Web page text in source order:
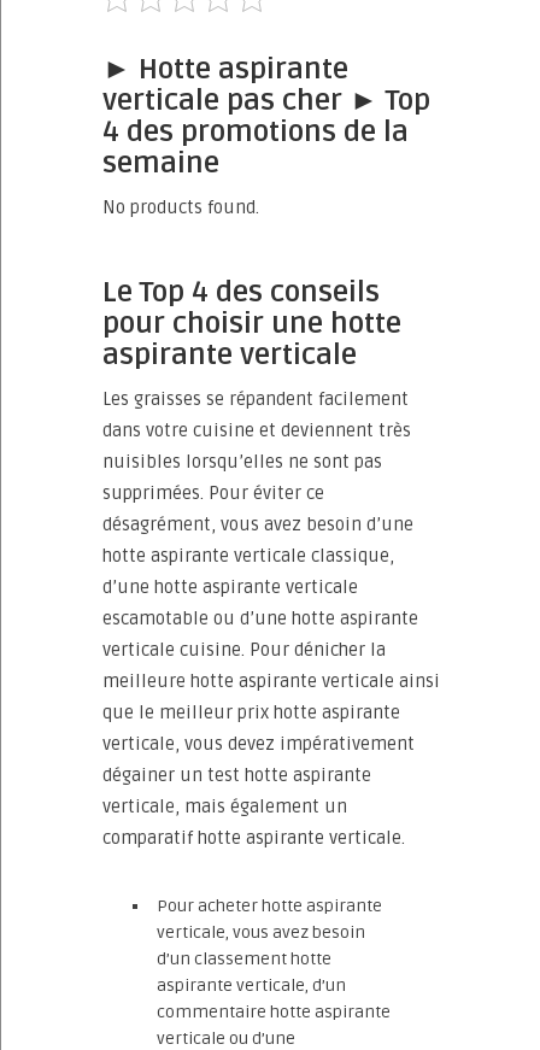
► Hotte aspirante
verticale pas cher ► Top
4 des promotions de la
semaine
No products found.
Le Top 4 des conseils
pour choisir une hotte
aspirante verticale
Les graisses se répandent facilement
dans votre cuisine et deviennent très
nuisibles lorsqu’elles ne sont pas
supprimées. Pour éviter ce
désagrément, vous avez besoin d’une
hotte aspirante verticale classique,
d’une hotte aspirante verticale
escamotable ou d’une hotte aspirante
verticale cuisine. Pour dénicher la
meilleure hotte aspirante verticale ainsi
que le meilleur prix hotte aspirante
verticale, vous devez impérativement
dégainer un test hotte aspirante
verticale, mais également un
comparatif hotte aspirante verticale.
Pour acheter hotte aspirante
verticale, vous avez besoin
d’un classement hotte
aspirante verticale, d’un
commentaire hotte aspirante
verticale ou d’une